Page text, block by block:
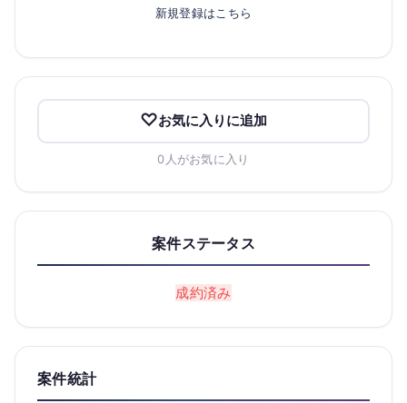
新規登録はこちら
お気に入りに追加
0人がお気に入り
案件ステータス
成約済み
案件統計